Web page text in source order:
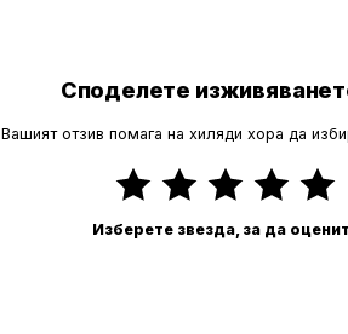
Споделете
Вашият отзив помага на хиляди хора да
Изберете звезда, за да